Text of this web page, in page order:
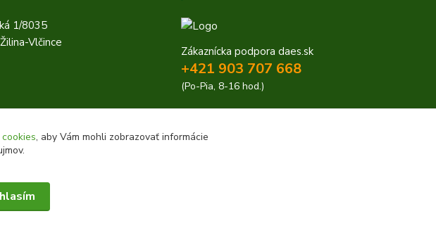
1/8035
Vlčince
Zákaznícka podpora daes.sk
+421 903 707 668
(Po-Pia, 8-16 hod.)
, aby Vám mohli zobrazovať informácie